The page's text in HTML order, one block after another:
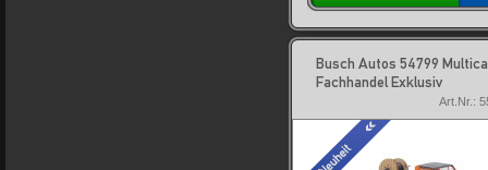
Busch Autos 54799
Fachhandel Exklusiv
Art.Nr.: